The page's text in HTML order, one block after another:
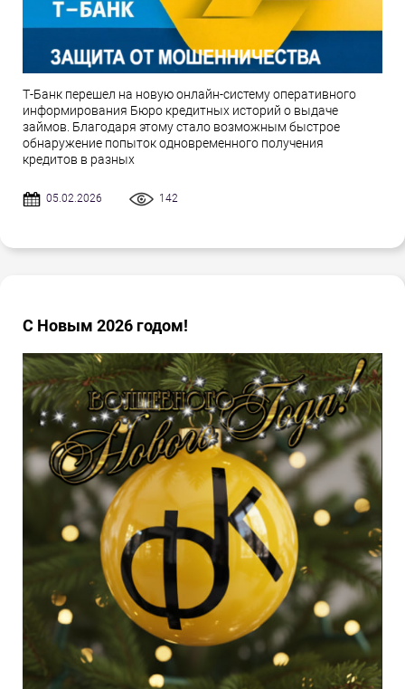
Т-Банк перешел на новую онлайн-систему оперативного
информирования Бюро кредитных историй о выдаче
займов. Благодаря этому стало возможным быстрое
обнаружение попыток одновременного получения
кредитов в разных
05.02.2026 142
С Новым 2026 годом!